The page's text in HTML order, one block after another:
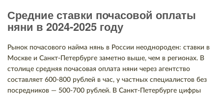
Средние ставки почасовой оплаты
няни в 2024-2025 году
Рынок почасового найма нянь в России неоднороден: ставки в
Москве и Санкт-Петербурге заметно выше, чем в регионах. В
столице средняя почасовая оплата няни через агентство
составляет 600-800 рублей в час, у частных специалистов без
посредников — 500-700 рублей. В Санкт-Петербурге цифры